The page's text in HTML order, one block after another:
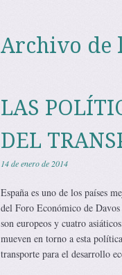
Archivo de
LAS
DEL
14 de enero de 2014
España es uno de los países
del Foro Económico de
son europeos y cuatro
mueven en torno a esta
transporte para el desarrollo